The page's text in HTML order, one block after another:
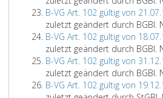
B-VG Art. 102 gültig von
zuletzt geändert durch BGBl.
B-VG Art. 102 gültig von
zuletzt geändert durch BGBl.
B-VG Art. 102 gültig von
zuletzt geändert durch BGBl.
B-VG Art. 102 gültig von